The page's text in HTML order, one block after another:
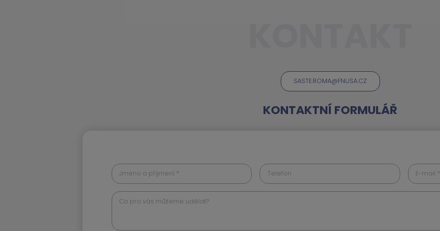
SASTE.ROMA@FNUSA.CZ
KONTAKTNÍ FORMULÁŘ
Jméno a příjmení * Telefon E-mail *
Co pro vás můžeme udělat?